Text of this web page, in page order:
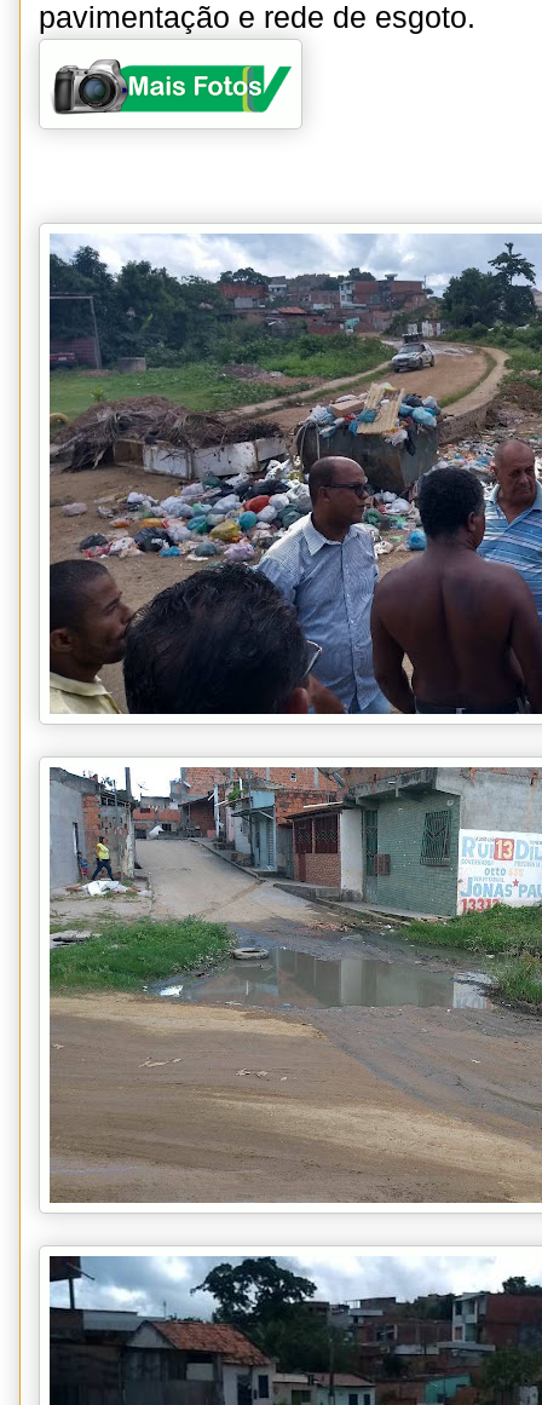
pavimentação e rede de esgoto.